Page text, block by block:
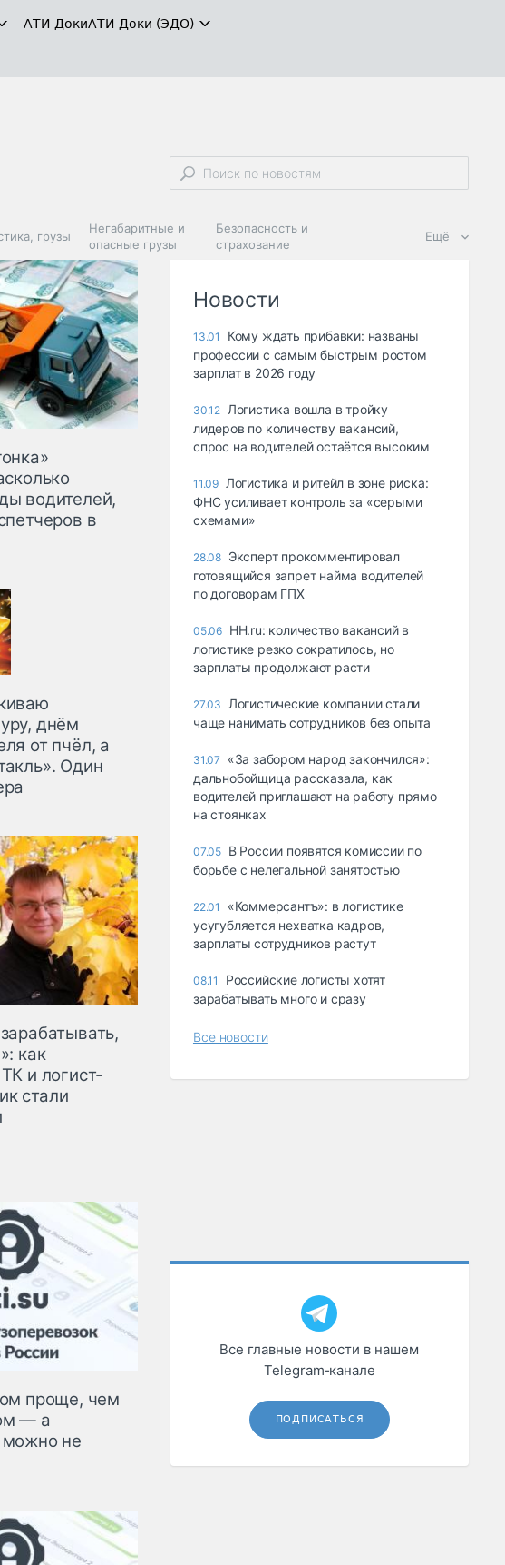
АТИ-ДокиАТИ-Доки (ЭДО)
грузы
Негабаритные и
опасные грузы
Безопасность и
страхование
Топливо, масла и
автохимия
Ещё
водителей,
в
днём
от пчёл, а
Один
как
и логист-
стали
проще, чем
— а
можно не
Новости
13.01
Кому ждать прибавки: названы
профессии с самым быстрым ростом
зарплат в 2026 году
30.12 Логистика вошла в тройку
лидеров по количеству вакансий,
спрос на водителей остаётся высоким
11.09 Логистика и ритейл в зоне риска:
ФНС усиливает контроль за «серыми
схемами»
28.08 Эксперт прокомментировал
готовящийся запрет найма водителей
по договорам ГПХ
05.06 HH.ru: количество вакансий в
логистике резко сократилось, но
зарплаты продолжают расти
27.03
Логистические компании стали
чаще нанимать сотрудников без опыта
31.07
«За забором народ закончился»:
дальнобойщица рассказала, как
водителей приглашают на работу прямо
на стоянках
07.05 В России появятся комиссии по
борьбе с нелегальной занятостью
22.01
«Коммерсантъ»: в логистике
усугубляется нехватка кадров,
зарплаты сотрудников растут
08.11
Российские логисты хотят
зарабатывать много и сразу
Все новости
Все главные новости в нашем
Telegram‑канале
ПОДПИСАТЬСЯ